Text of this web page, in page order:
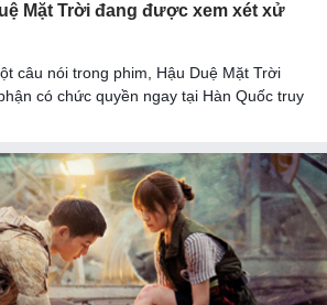
Mặt Trời đang được xem xét xử
câu nói trong phim, Hậu Duệ Mặt Trời
có chức quyền ngay tại Hàn Quốc truy